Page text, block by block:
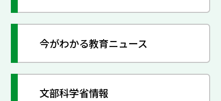
今がわかる教育ニュース
文部科学省情報